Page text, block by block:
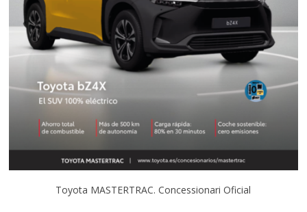
Toyota MASTERTRAC. Concessionari Oficial